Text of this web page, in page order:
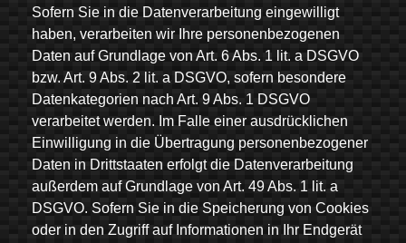
Sofern Sie in die Datenverarbeitung eingewilligt
haben, verarbeiten wir Ihre personenbezogenen
Daten auf Grundlage von Art. 6 Abs. 1 lit. a DSGVO
bzw. Art. 9 Abs. 2 lit. a DSGVO, sofern besondere
Datenkategorien nach Art. 9 Abs. 1 DSGVO
verarbeitet werden. Im Falle einer ausdrücklichen
Einwilligung in die Übertragung personenbezogener
Daten in Drittstaaten erfolgt die Datenverarbeitung
außerdem auf Grundlage von Art. 49 Abs. 1 lit. a
DSGVO. Sofern Sie in die Speicherung von Cookies
oder in den Zugriff auf Informationen in Ihr Endgerät